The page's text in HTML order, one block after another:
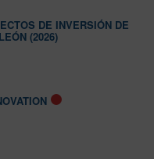
DE INVERSIÓN DE
(2026)